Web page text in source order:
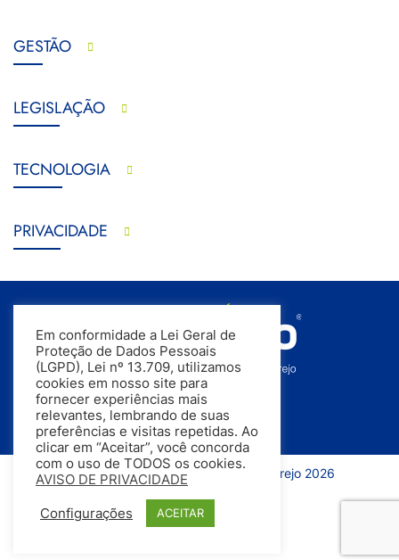
GESTÃO
LEGISLAÇÃO
TECNOLOGIA
PRIVACIDADE
Todos os direitos reservados | InfoVarejo 2026
Em conformidade a Lei Geral de
Proteção de Dados Pessoais
(LGPD), Lei nº 13.709, utilizamos
cookies em nosso site para
fornecer experiências mais
relevantes, lembrando de suas
preferências e visitas repetidas. Ao
clicar em “Aceitar”, você concorda
com o uso de TODOS os cookies.
AVISO DE PRIVACIDADE
Configurações ACEITAR